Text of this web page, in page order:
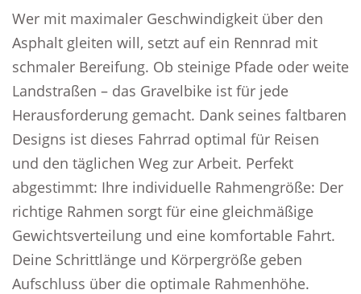
Wer mit maximaler Geschwindigkeit über den
Asphalt gleiten will, setzt auf ein Rennrad mit
schmaler Bereifung. Ob steinige Pfade oder weite
Landstraßen – das Gravelbike ist für jede
Herausforderung gemacht. Dank seines faltbaren
Designs ist dieses Fahrrad optimal für Reisen
und den täglichen Weg zur Arbeit. Perfekt
abgestimmt: Ihre individuelle Rahmengröße: Der
richtige Rahmen sorgt für eine gleichmäßige
Gewichtsverteilung und eine komfortable Fahrt.
Deine Schrittlänge und Körpergröße geben
Aufschluss über die optimale Rahmenhöhe.